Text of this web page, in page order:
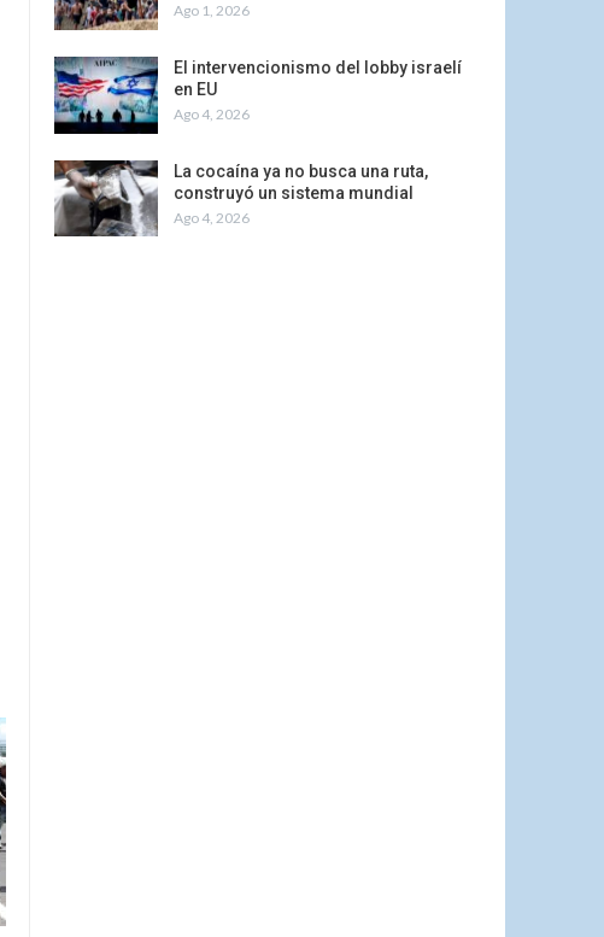
Ago 1, 2026
El intervencionismo del lobby israelí
en EU
Ago 4, 2026
La cocaína ya no busca una ruta,
construyó un sistema mundial
Ago 4, 2026